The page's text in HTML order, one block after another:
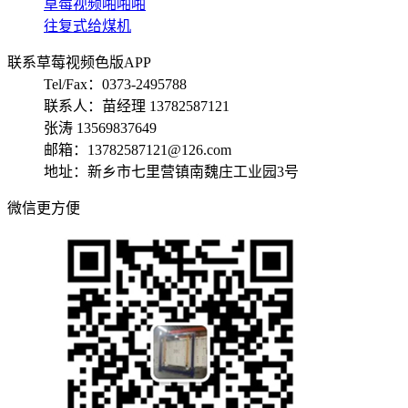
草莓视频啪啪啪
往复式给煤机
联系草莓视频色版APP
Tel/Fax：0373-2495788
联系人：苗经理 13782587121
张涛 13569837649
邮箱：13782587121@126.com
地址：新乡市七里营镇南魏庄工业园3号
微信更方便